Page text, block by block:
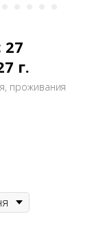
г.
проживания